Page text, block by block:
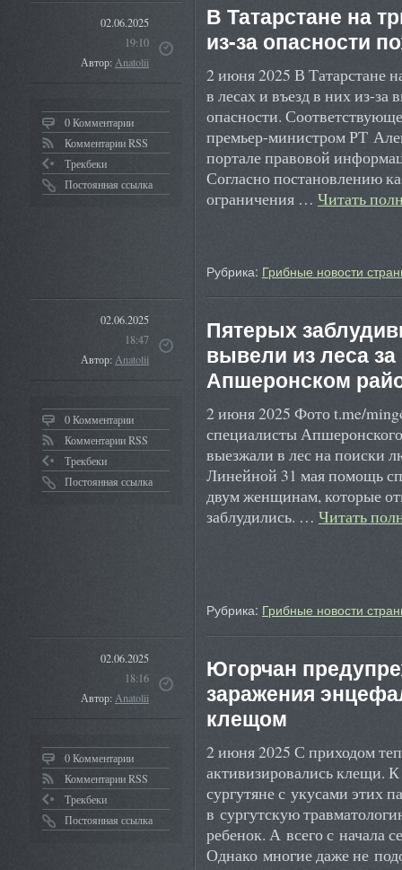
02.06.2025
19:10
Автор:Anatolii
0 Комментарии
Комментарии RSS
Трекбеки
Постоянная ссылка
В Татарстане на
из-за опасности
2 июня 2025 В Татарстане
в лесах и въезд в них из-за
опасности.
премьер-министром РТ
портале правовой
Согласно постановлению
ограничения … Читать
Рубрика: Грибные новости
02.06.2025
18:47
Автор:Anatolii
0 Комментарии
Комментарии RSS
Трекбеки
Постоянная ссылка
Пятерых
вывели из леса
Апшеронском
2 июня 2025 Фото t.me/
специалисты
выезжали в лес на поиски
Линейной 31 мая помощь
двум женщинам, которые
заблудились. … Читать
Рубрика: Грибные новости
02.06.2025
18:16
Автор:Anatolii
0 Комментарии
Комментарии RSS
Трекбеки
Постоянная ссылка
Югорчан
заражения
клещом
2 июня 2025 С приходом
активизировались клещи.
сургутяне с укусами этих
в сургутскую
ребенок. А всего с начала
Однако многие даже не